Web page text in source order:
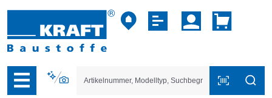
der B2B-Plattform springen